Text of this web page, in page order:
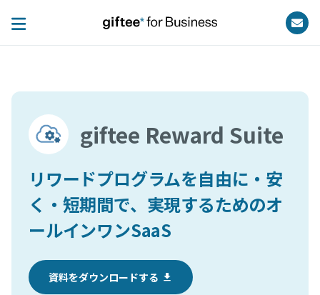
giftee Reward Suite
リワードプログラムを自由に・安
く・短期間で、実現するためのオ
ールインワンSaaS
資料をダウンロードする